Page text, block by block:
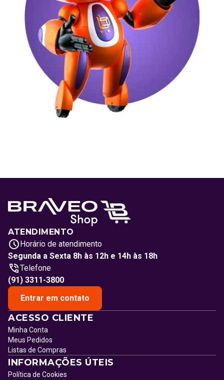
ATENDIMENTO
Horário de atendimento
Segunda a Sexta 8h às 12h e 14h às 18h
Telefone
(91) 3311-3800
Entrar em contato
ACESSO CLIENTE
Minha Conta
Meus Pedidos
Listas de Compras
INFORMAÇÕES ÚTEIS
Política de Cookies